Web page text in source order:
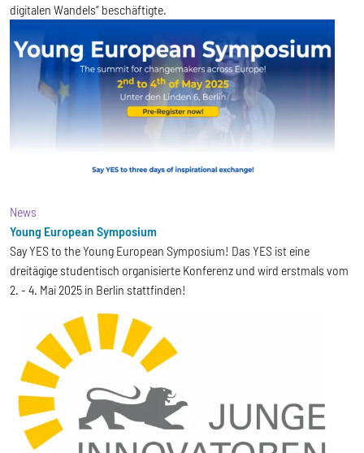
digitalen Wandels“ beschäftigte.
News
Young European Symposium
Say YES to the Young European Symposium! Das YES ist eine
dreitägige studentisch organisierte Konferenz und wird erstmals vom
2. - 4. Mai 2025 in Berlin stattfinden!